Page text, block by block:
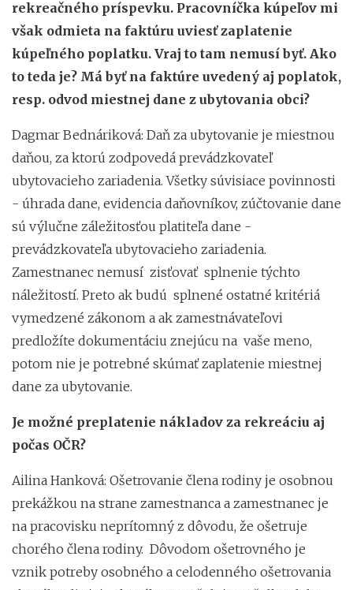
rekreačného príspevku. Pracovníčka kúpeľov mi
však odmieta na faktúru uviesť zaplatenie
kúpeľného poplatku. Vraj to tam nemusí byť. Ako
to teda je? Má byť na faktúre uvedený aj poplatok,
resp. odvod miestnej dane z ubytovania obci?
Dagmar Bednáriková: Daň za ubytovanie je miestnou
daňou, za ktorú zodpovedá prevádzkovateľ
ubytovacieho zariadenia. Všetky súvisiace povinnosti
- úhrada dane, evidencia daňovníkov, zúčtovanie dane
sú výlučne záležitosťou platiteľa dane -
prevádzkovateľa ubytovacieho zariadenia.
Zamestnanec nemusí zisťovať splnenie týchto
náležitostí. Preto ak budú splnené ostatné kritériá
vymedzené zákonom a ak zamestnávateľovi
predložíte dokumentáciu znejúcu na vaše meno,
potom nie je potrebné skúmať zaplatenie miestnej
dane za ubytovanie.
Je možné preplatenie nákladov za rekreáciu aj
počas OČR?
Ailina Hanková: Ošetrovanie člena rodiny je osobnou
prekážkou na strane zamestnanca a zamestnanec je
na pracovisku neprítomný z dôvodu, že ošetruje
chorého člena rodiny. Dôvodom ošetrovného je
vznik potreby osobného a celodenného ošetrovania